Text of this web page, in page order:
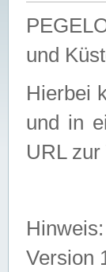
und
Hierbei
und in
URL zur
Version